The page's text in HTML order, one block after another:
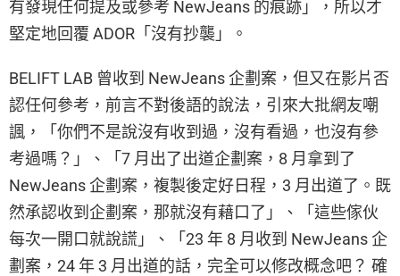
有發現任何提及或參考 NewJeans 的痕跡」，所以才
堅定地回覆 ADOR「沒有抄襲」。
BELIFT LAB 曾收到 NewJeans 企劃案，但又在影片否
認任何參考，前言不對後語的說法，引來大批網友嘲
諷，「你們不是說沒有收到過，沒有看過，也沒有參
考過嗎？」、「7 月出了出道企劃案，8 月拿到了
NewJeans 企劃案，複製後定好日程，3 月出道了。既
然承認收到企劃案，那就沒有藉口了」、「這些傢伙
每次一開口就說謊」、「23 年 8 月收到 NewJeans 企
劃案，24 年 3 月出道的話，完全可以修改概念吧？ 確